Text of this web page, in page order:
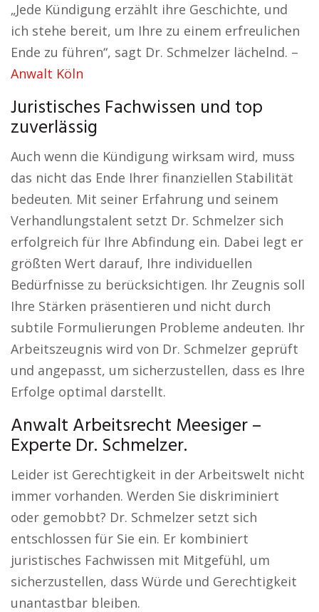
„Jede Kündigung erzählt ihre Geschichte, und
ich stehe bereit, um Ihre zu einem erfreulichen
Ende zu führen“, sagt Dr. Schmelzer lächelnd. –
Anwalt Köln
Juristisches Fachwissen und top
zuverlässig
Auch wenn die Kündigung wirksam wird, muss
das nicht das Ende Ihrer finanziellen Stabilität
bedeuten. Mit seiner Erfahrung und seinem
Verhandlungstalent setzt Dr. Schmelzer sich
erfolgreich für Ihre Abfindung ein. Dabei legt er
größten Wert darauf, Ihre individuellen
Bedürfnisse zu berücksichtigen. Ihr Zeugnis soll
Ihre Stärken präsentieren und nicht durch
subtile Formulierungen Probleme andeuten. Ihr
Arbeitszeugnis wird von Dr. Schmelzer geprüft
und angepasst, um sicherzustellen, dass es Ihre
Erfolge optimal darstellt.
Anwalt Arbeitsrecht Meesiger –
Experte Dr. Schmelzer.
Leider ist Gerechtigkeit in der Arbeitswelt nicht
immer vorhanden. Werden Sie diskriminiert
oder gemobbt? Dr. Schmelzer setzt sich
entschlossen für Sie ein. Er kombiniert
juristisches Fachwissen mit Mitgefühl, um
sicherzustellen, dass Würde und Gerechtigkeit
unantastbar bleiben.